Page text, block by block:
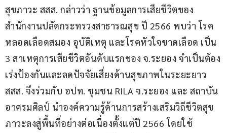
สุขภาวะ สสส. กล่าวว่า ฐานข้อมูลการเสียชีวิตของ
สำนักงานปลัดกระทรวงสาธารณสุข ปี 2566 พบว่า โรค
หลอดเลือดสมอง อุบัติเหตุ และโรคหัวใจขาดเลือด เป็น
3 สาเหตุการเสียชีวิตอันดับแรกของ จ.ระยอง จำเป็นต้อง
เร่งป้องกันและลดปัจจัยเสี่ยงด้านสุขภาพในระยะยาว
สสส. จึงร่วมกับ อปท. ชุมชน RILA จ.ระยอง และ สถาบัน
อาศรมศิลป์ นำองค์ความรู้ด้านการสร้างเสริมวิถีชีวิตสุข
ภาวะลงสู่พื้นที่อย่างต่อเนื่องตั้งแต่ปี 2566 โดยใช้